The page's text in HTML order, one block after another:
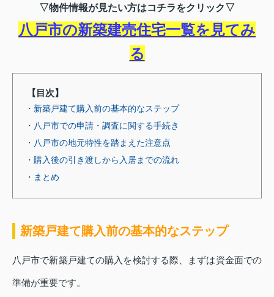
▽物件情報が見たい方はコチラをクリック▽
八戸市の新築建売住宅一覧を見てみ
る
【目次】
・新築戸建て購入前の基本的なステップ
・八戸市での申請・調査に関する手続き
・八戸市の地元特性を踏まえた注意点
・購入後の引き渡しから入居までの流れ
・まとめ
新築戸建て購入前の基本的なステップ
八戸市で新築戸建ての購入を検討する際、まずは資金面での
準備が重要です。